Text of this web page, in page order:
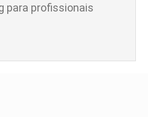
para profissionais